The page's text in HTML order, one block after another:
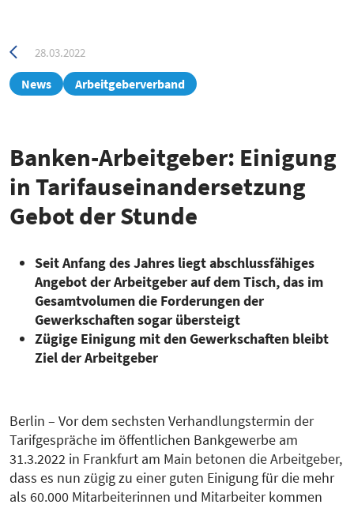
Zurück
zur
28.03.2022
News Arbeitgeberverband
Banken-Arbeitgeber: Einigung
in Tarifauseinandersetzung
Gebot der Stunde
Seit Anfang des Jahres liegt abschlussfähiges
Angebot der Arbeitgeber auf dem Tisch, das im
Gesamtvolumen die Forderungen der
Gewerkschaften sogar übersteigt
Zügige Einigung mit den Gewerkschaften bleibt
Ziel der Arbeitgeber
Berlin – Vor dem sechsten Verhandlungstermin der
Tarifgespräche im öffentlichen Bankgewerbe am
31.3.2022 in Frankfurt am Main betonen die Arbeitgeber,
dass es nun zügig zu einer guten Einigung für die mehr
als 60.000 Mitarbeiterinnen und Mitarbeiter kommen